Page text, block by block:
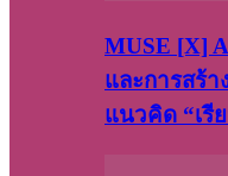
MUSE [X]
และการสร้
แนวคิด “เรี